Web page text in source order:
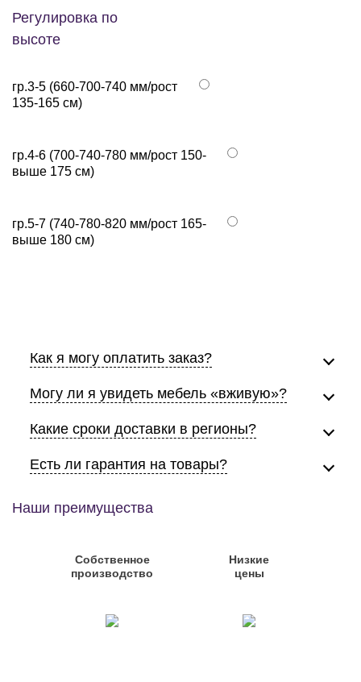
Регулировка по
высоте
гр.3-5 (660-700-740 мм/рост
135-165 см)
гр.4-6 (700-740-780 мм/рост 150-
выше 175 см)
гр.5-7 (740-780-820 мм/рост 165-
выше 180 см)
Как я могу оплатить заказ?
Могу ли я увидеть мебель «вживую»?
Какие сроки доставки в регионы?
Есть ли гарантия на товары?
Наши преимущества
Собственное
производство
Низкие
цены